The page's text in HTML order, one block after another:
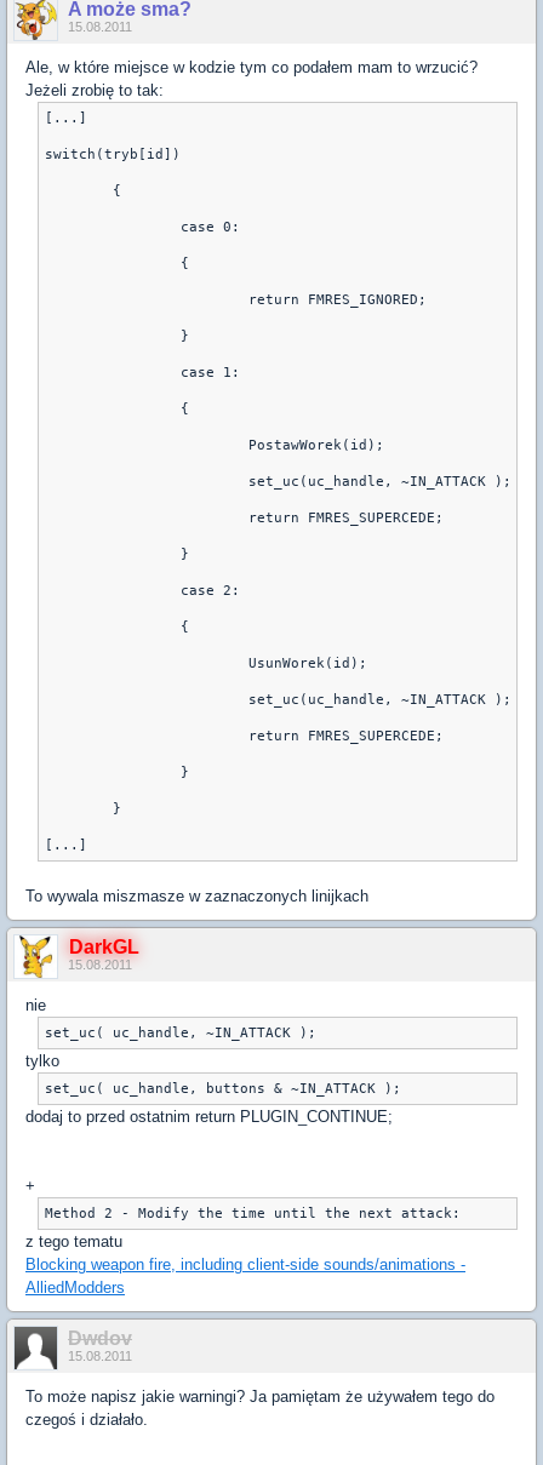
A może sma?
15.08.2011
Ale, w które miejsce w kodzie tym co podałem mam to wrzucić?
Jeżeli zrobię to tak:
[...]
switch(tryb[id])
	{
		case 0:
		{
			return FMRES_IGNORED;
		}
		case 1:
		{
			PostawWorek(id);
set_uc(uc_handle, ~IN_ATTACK );
			return FMRES_SUPERCEDE;
		}
		case 2:
		{
			UsunWorek(id);
set_uc(uc_handle, ~IN_ATTACK );
			return FMRES_SUPERCEDE;
		}
	}
To wywala miszmasze w zaznaczonych linijkach
DarkGL
15.08.2011
nie
set_uc( uc_handle, ~IN_ATTACK );
tylko
set_uc( uc_handle, buttons & ~IN_ATTACK );
dodaj to przed ostatnim return PLUGIN_CONTINUE;
+
Method 2 - Modify the time until the next attack:
z tego tematu
Blocking weapon fire, including client-side sounds/animations -
AlliedModders
Dwdov
15.08.2011
To może napisz jakie warningi? Ja pamiętam że używałem tego do
czegoś i działało.